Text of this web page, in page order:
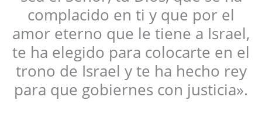
complacido en ti y que por el
amor eterno que le tiene a Israel,
te ha elegido para colocarte en el
trono de Israel y te ha hecho rey
para que gobiernes con justicia».